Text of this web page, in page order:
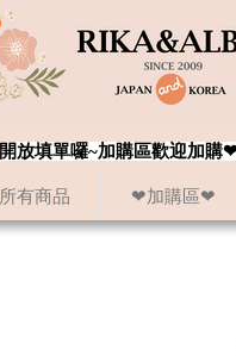
所有商品 ❤加購區❤
開放填單囉~加購區歡迎加購